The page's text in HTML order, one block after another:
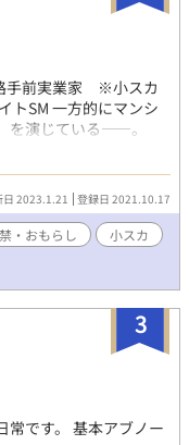
手前実業家 ※小スカ
トSM 一方的にマンシ
を演じている――。
譚・ライトSM 限界だ
た――。 【シンデレ
譚・甘エロ 公演終了記
た二人――。 潮吹き/失
トSM
日 2023.1.21 登録日 2021.10.17
・おもらし
小スカ
3
常です。 基本アブノー